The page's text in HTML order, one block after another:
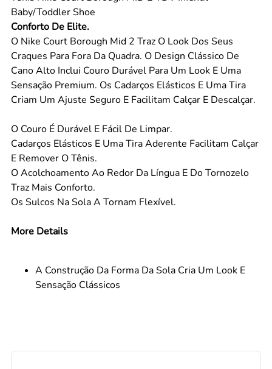
Baby/Toddler Shoe
Conforto De Elite.
O Nike Court Borough Mid 2 Traz O Look Dos Seus
Craques Para Fora Da Quadra. O Design Clássico De
Cano Alto Inclui Couro Durável Para Um Look E Uma
Sensação Premium. Os Cadarços Elásticos E Uma Tira
Criam Um Ajuste Seguro E Facilitam Calçar E Descalçar.
O Couro É Durável E Fácil De Limpar.
Cadarços Elásticos E Uma Tira Aderente Facilitam Calçar
E Remover O Tênis.
O Acolchoamento Ao Redor Da Língua E Do Tornozelo
Traz Mais Conforto.
Os Sulcos Na Sola A Tornam Flexível.
More Details
A Construção Da Forma Da Sola Cria Um Look E
Sensação Clássicos